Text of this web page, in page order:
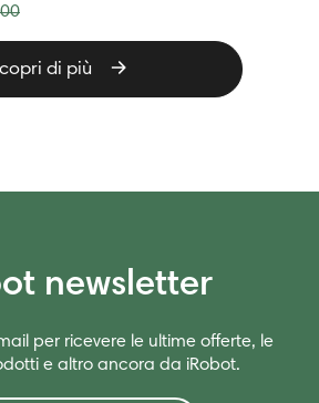
di più
newsletter
per ricevere le ultime offerte, le
e altro ancora da iRobot.